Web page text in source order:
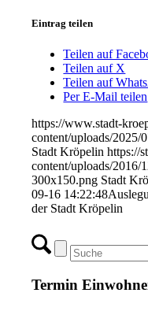
Eintrag teilen
Teilen auf
Teilen auf X
Teilen auf
Per E-Mail teilen
https://www.stadt-
content/uploads/2025/
Stadt Kröpelin https://
content/uploads/2016/
300x150.png Stadt
09-16 14:22:48
der Stadt Kröpelin
Termin